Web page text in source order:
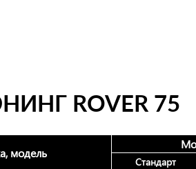
ROVER 75
модель
Стандарт